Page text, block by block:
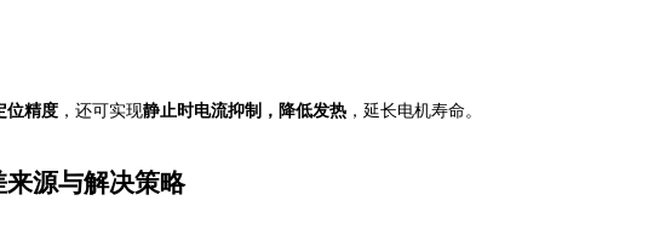
位精度 ，还可实现静止时电流抑制，降低发热 ，延长电机寿命。
源与解决策略